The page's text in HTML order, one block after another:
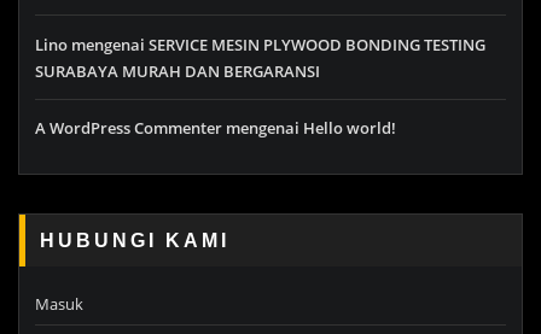
Lino mengenai SERVICE MESIN PLYWOOD BONDING TESTING
SURABAYA MURAH DAN BERGARANSI
A WordPress Commenter mengenai Hello world!
HUBUNGI KAMI
Masuk